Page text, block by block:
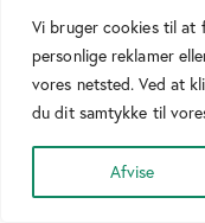
Vi bruger cookies til at
personlige reklamer
vores netsted. Ved at
du dit samtykke til
Afvise
Cookiepolitik